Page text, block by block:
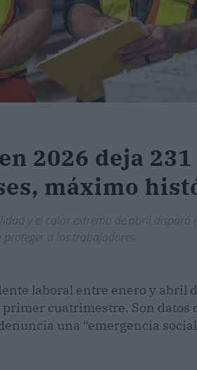
2026 deja 231
máximo
y el calor extremo de abril disparó
a los trabajadores.
laboral entre enero y abril
cuatrimestre. Son datos
una “emergencia